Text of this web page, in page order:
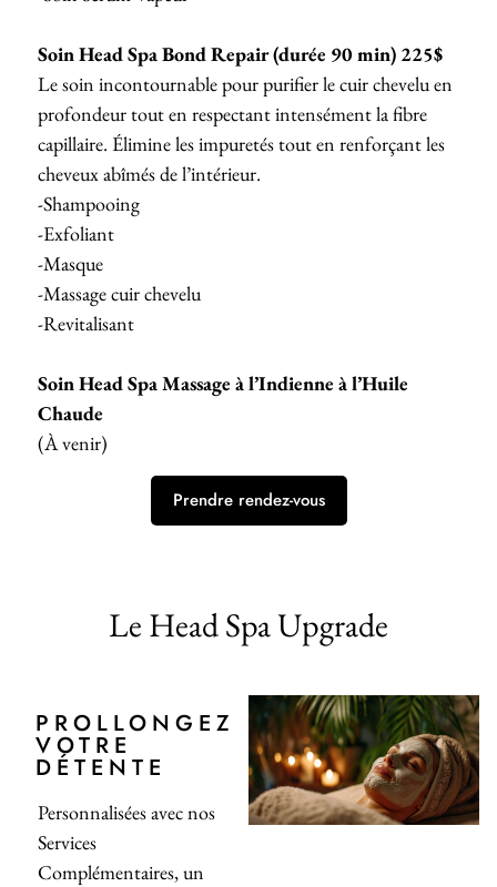
Soin Head Spa Bond Repair (durée 90 min) 225$
Le soin incontournable pour purifier le cuir chevelu en
profondeur tout en respectant intensément la fibre
capillaire. Élimine les impuretés tout en renforçant les
cheveux abîmés de l’intérieur.
-Shampooing
-Exfoliant
-Masque
-Massage cuir chevelu
-Revitalisant
Soin Head Spa Massage à l’Indienne à l’Huile
Chaude
(À venir)
Prendre rendez-vous
Le Head Spa Upgrade
PROLLONGEZ
VOTRE
DÉTENTE
Personnalisées avec nos
Services
Complémentaires, un